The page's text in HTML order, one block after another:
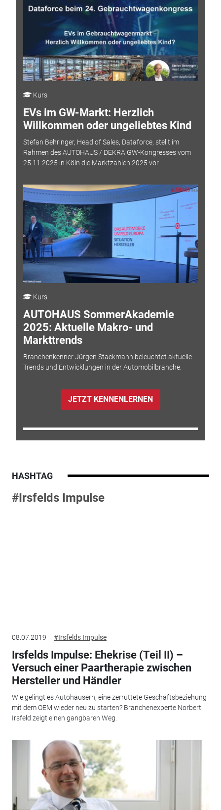
Kurs
EVs im GW-Markt: Herzlich
Willkommen oder ungeliebtes Kind
Stefan Behringer, Head of Sales, Dataforce, stellt im
Rahmen des AUTOHAUS / DEKRA GW-Kongresses vom
25.11.2025 in Köln die Marktzahlen 2025 vor.
Kurs
AUTOHAUS SommerAkademie
2025: Aktuelle Makro- und
Markttrends
Branchenkenner Jürgen Stackmann beleuchtet aktuelle
Trends und Entwicklungen in der Automobilbranche.
JETZT KENNENLERNEN
HASHTAG
#Irsfelds Impulse
08.07.2019 #Irsfelds Impulse
Irsfelds Impulse: Ehekrise (Teil II) –
Versuch einer Paartherapie zwischen
Hersteller und Händler
Wie gelingt es Autohäusern, eine zerrüttete Geschäftsbeziehung
mit dem OEM wieder neu zu starten? Branchenexperte Norbert
Irsfeld zeigt einen gangbaren Weg.